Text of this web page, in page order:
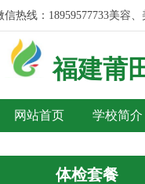
福建莆
网站首页 学校简介
线：18959577733美容、美
体检套餐